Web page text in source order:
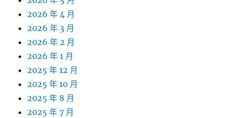
2026 年 4 月
2026 年 3 月
2026 年 2 月
2026 年 1 月
2025 年 12 月
2025 年 10 月
2025 年 8 月
2025 年 7 月